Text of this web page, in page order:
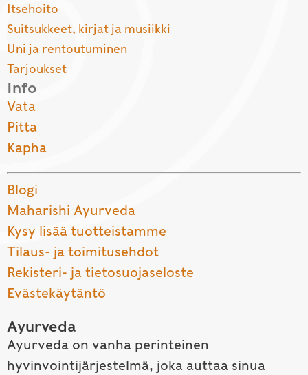
Itsehoito
Suitsukkeet, kirjat ja musiikki
Uni ja rentoutuminen
Tarjoukset
Info
Vata
Pitta
Kapha
Blogi
Maharishi Ayurveda
Kysy lisää tuotteistamme
Tilaus- ja toimitusehdot
Rekisteri- ja tietosuojaseloste
Evästekäytäntö
Ayurveda
Ayurveda on vanha perinteinen
hyvinvointijärjestelmä, joka auttaa sinua